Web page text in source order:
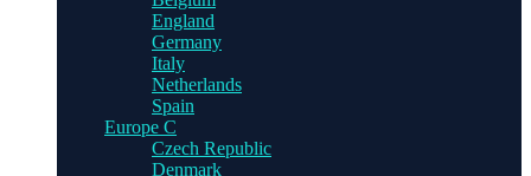
England
Germany
Italy
Netherlands
Spain
Europe C
Czech Republic
Denmark